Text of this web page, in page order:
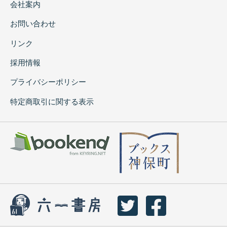
会社案内
お問い合わせ
リンク
採用情報
プライバシーポリシー
特定商取引に関する表示